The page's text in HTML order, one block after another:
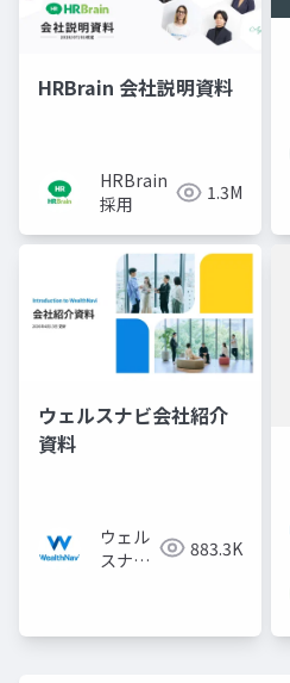
HRBrain 会社説明資料
HRBrain
採用
1.3M
ウェルスナビ会社紹介
資料
ウェル
スナビ
883.3K